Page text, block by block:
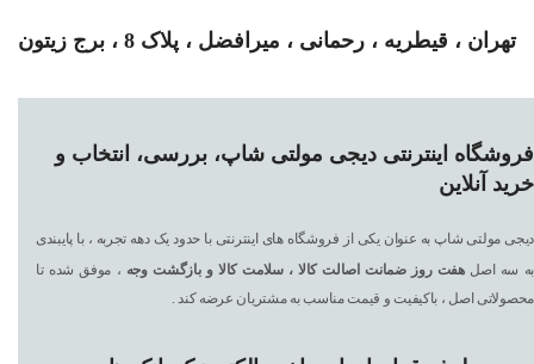
تهران ، قیطریه ، رحمانی ، میرافضل ، پلاک 8 ، برج زیتون
فروشگاه اینترنتی دیجی مولتی شاپ، بررسی، انتخاب و
خرید آنلاین
دیجی مولتی شاپ به عنوان یکی از فروشگاه های اینترنتی با حدود یک دهه تجربه ، با پایبندی
به سه اصلهفت روز ضمانت اصالت کالا ، سلامت کالا و بازگشت وجه ، موفق شده تا
محصولاتی اصل ، باکیفیت و قیمت مناسب به مشتریان عرضه کند .